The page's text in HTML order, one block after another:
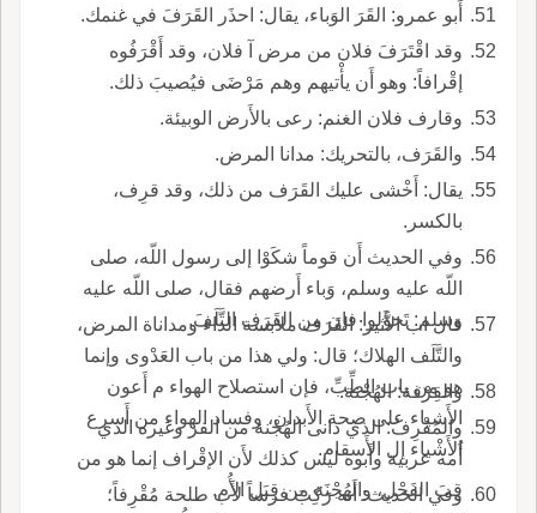
أَبو عمرو: القَرَ الوَباء، يقال: احذَر القَرَفَ في غنمك.
وقد اقْتَرَفَ فلان من مرض آ فلان، وقد أَقْرَفُوه
إقْرافاً: وهو أَن يأْتيهم وهم مَرْضَى فيُصيبَ ذلك.
وقارف فلان الغنم: رعى بالأَرض الوبيئة.
والقَرَف، بالتحريك: مدانا المرض.
يقال: أَخْشى عليك القَرَف من ذلك، وقد قرِف،
بالكسر.
وفي الحديث أَن قوماً شكَوْا إلى رسول اللّه، صلى
اللّه عليه وسلم، وَباء أَرضهم فقال، صلى اللّه عليه
وسلم: تَحوَّلوا فإن من القَرَف التَّلَفَ.قال اب الأَثير: القَرَف ملابسة الداء ومداناة المرض،
والتَّلَف الهلاك؛ قال: ولي هذا من باب العَدْوى وإنما
هو من باب الطِّبِّ، فإن استصلاح الهواء م أَعون
الأَشياء على صحة الأَبدان، وفساد الهواء من أَسرع
الأَشْياء إل الأَسقام.
والقِرْفة: الهُجْنة.
والمُقْرِفُ: الذي دانى الهُجْنة من الفر وغيره الذي
أُمه عربية وأَبوه ليس كذلك لأَن الإقْراف إنما هو من
قِبَ الفَحْل، والهُجْنَة من قِبَل الأُم.
وفي الحديث: أَنه رَكِبَ فرساً لأَب طلحة مُقْرِفاً؛